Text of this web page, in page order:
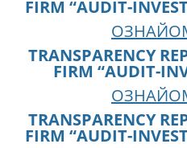
FIRM “AUDIT-
TRANSPARENCY
FIRM “AUDIT-
TRANSPARENCY
FIRM “AUDIT-